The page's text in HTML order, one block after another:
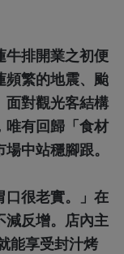
牛排開業之初便
頻繁的地震、颱
面對觀光客結構
唯有回歸「食材
中站穩腳跟。
口很老實。」在
減反增。店內主
能享受封汁烤